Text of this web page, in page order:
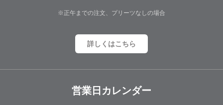
※正午までの注文、プリーツなしの場合
詳しくはこちら
営業日カレンダー